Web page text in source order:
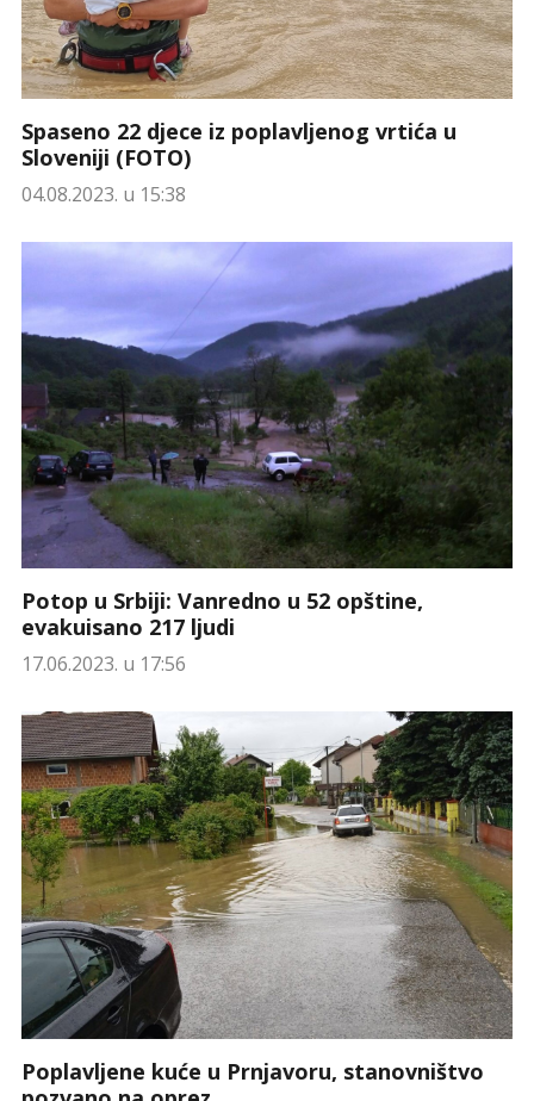
Spaseno 22 djece iz poplavljenog vrtića u
Sloveniji (FOTO)
04.08.2023. u 15:38
Potop u Srbiji: Vanredno u 52 opštine,
evakuisano 217 ljudi
17.06.2023. u 17:56
Poplavljene kuće u Prnjavoru, stanovništvo